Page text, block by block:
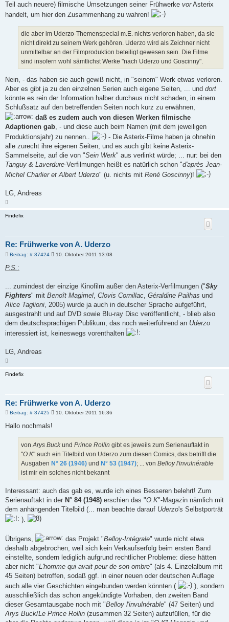
Teil auch neuere) filmische Umsetzungen seiner Frühwerke vorAsterix
handelt, um hier den Zusammenhang zu wahren!
die aber im Uderzo-Themenspecial m.E. nichts verloren haben, da sie
nicht direkt zu seinem Werk gehören. Uderzo wird als Zeichner nicht
unmittelbar an der Filmproduktion beteiligt gewesen sein. Die Filme
sind insofern wohl sämtlichst Werke "nach Uderzo und Goscinny".
Nein, - das haben sie auch gewiß nicht, in "seinem" Werk etwas verloren.
Aber es gibt ja zu den einzelnen Serien auch eigene Seiten, ... und dort
könnte es rein der Information halber durchaus nicht schaden, in einem
Schlußsatz auf den betreffenden Seiten noch kurz zu erwähnen,
daß es zudem auch von diesen Werken filmische
Adaptionen gab, - und diese auch beim Namen (mit dem jeweiligen
Produktionsjahr) zu nennen..
- Die Asterix-Filme haben ja ohnehin
alle zurecht ihre eigenen Seiten, und es auch gibt keine Asterix-
Sammelseite, auf die von "Sein Werk" aus verlinkt würde; ... nur: bei den
Tanguy & Laverdure-Verfilmungen heißt es natürlich schon "d'après Jean-
Michel Charlier et Albert Uderzo" (u. nichts mit René Goscinny)!
LG, Andreas
c
h
Findefix
Re: Frühwerke von A. Uderzo
Beitrag: # 37424 B
a
10. Oktober 2011 13:08
P.S. :
... zumindest der einzige Kinofilm außer den Asterix-Verfilmungen ("Sky
Fighters" mit Benoît Magimel Clovis Cornillac Géraldine Pailhas und
Alice Taglioni , 2005) wurde ja auch in deutscher Sprache aufgeführt,
ausgestrahlt und auf DVD sowie Blu-ray Disc veröffentlicht, - blieb also
dem deutschsprachigen Publikum, das noch weiterführend an Uderzo
interessiert ist, keineswegs vorenthalten
LG, Andreas
h
Findefix
Re: Frühwerke von A. Uderzo
Beitrag: # 37425 B
i
r
a
g
10. Oktober 2011 16:36
Hallo nochmals!
von Arys Buck und Prince Rollin gibt es jeweils zum Serienauftakt in
"O.K" auch ein Titelbild von Uderzo zum diesen Comics, das betrifft die
Ausgaben N° 26 (1946) und N° 53 (1947); ... von Belloy l'invulnérable
ist mir ein solches nicht bekannt
Interessant: auch das gab es, wurde ich eines Besseren belehrt! Zum
Serienauftakt in der N° 84 (1948) erschien das "O.K"-Magazin nämlich mit
dem anhängenden Titelbild (... man beachte darauf Uderzo's Selbstporträt
).
Übrigens, das Projekt "Belloy-Intégrale" wurde nicht etwa
deshalb abgebrochen, weil sich kein Verkaufserfolg beim ersten Band
einstellte, sondern lediglich aufgrund rechtlicher Probleme: diese hätten
aber nicht "L'homme qui avait peur de son ombre" (als 4. Einzelalbum mit
45 Seiten) betroffen, sodaß ggf. in einer neuen oder deutschen Auflage
auch alle vier Geschichten eingebunden werden könnten (
), sondern
ausschließlich das schon angekündigte Vorhaben, den zweiten Band
dieser Gesamtausgabe noch mit "Belloy l'invulnérable" (47 Seiten) und
Arys Buck/Le Prince Rollin (zusammen 32 Seiten) aufzufüllen, für die